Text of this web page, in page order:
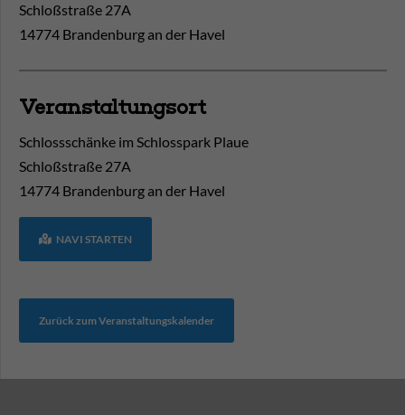
Schloßstraße 27A
14774 Brandenburg an der Havel
Veranstaltungsort
Schlossschänke im Schlosspark Plaue
Schloßstraße 27A
14774 Brandenburg an der Havel
NAVI STARTEN
Zurück zum Veranstaltungskalender